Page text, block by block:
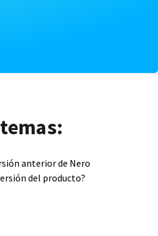
anterior de Nero
del producto?